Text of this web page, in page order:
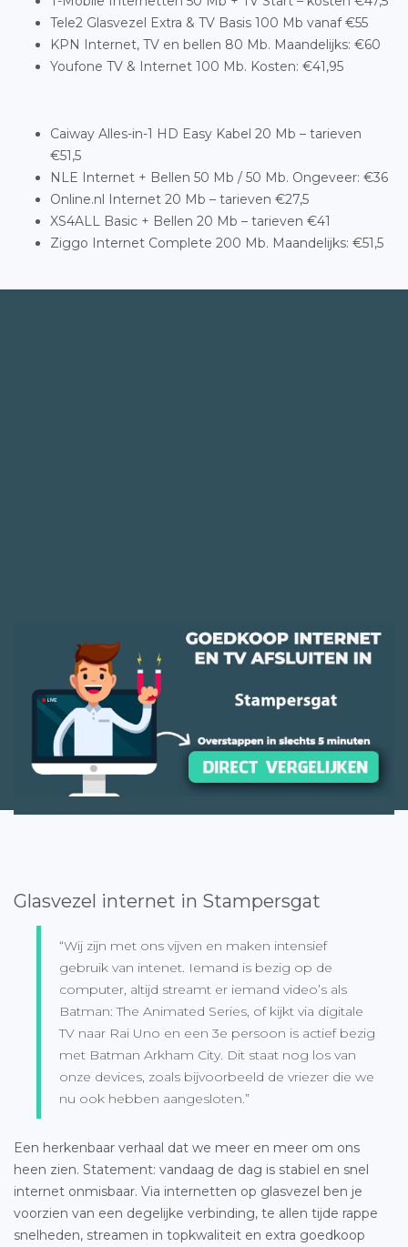
Tele2 Glasvezel Extra & TV Basis 100 Mb vanaf €55
KPN Internet, TV en bellen 80 Mb. Maandelijks: €60
Youfone TV & Internet 100 Mb. Kosten: €41,95
Caiway Alles-in-1 HD Easy Kabel 20 Mb – tarieven
€51,5
NLE Internet + Bellen 50 Mb / 50 Mb. Ongeveer: €36
Online.nl Internet 20 Mb – tarieven €27,5
XS4ALL Basic + Bellen 20 Mb – tarieven €41
Ziggo Internet Complete 200 Mb. Maandelijks: €51,5
Glasvezel internet in Stampersgat
“Wij zijn met ons vijven en maken intensief
gebruik van intenet. Iemand is bezig op de
computer, altijd streamt er iemand video’s als
Batman: The Animated Series, of kijkt via digitale
TV naar Rai Uno en een 3e persoon is actief bezig
met Batman Arkham City. Dit staat nog los van
onze devices, zoals bijvoorbeeld de vriezer die we
nu ook hebben aangesloten.”
Een herkenbaar verhaal dat we meer en meer om ons
heen zien. Statement: vandaag de dag is stabiel en snel
internet onmisbaar. Via internetten op glasvezel ben je
voorzien van een degelijke verbinding, te allen tijde rappe
snelheden, streamen in topkwaliteit en extra goedkoop